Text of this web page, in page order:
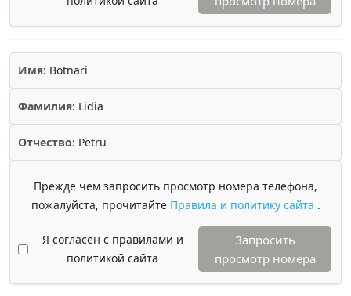
Имя: Botnari
Фамилия: Lidia
Отчество: Petru
Прежде чем запросить просмотр номера телефона,
пожалуйста, прочитайте Правила и политику сайта .
Я согласен с правилами и
политикой сайта
Запросить
просмотр номера